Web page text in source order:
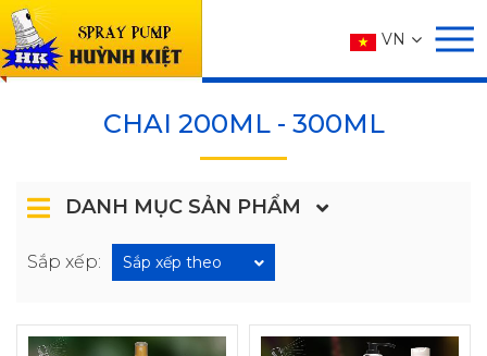
VN
SẢN PHẨM
Trang chủ SẢN PHẨM
CHAI 200ML - 300ML
DANH MỤC SẢN PHẨM
Sắp xếp: Sắp xếp theo